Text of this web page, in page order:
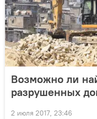
Возможно ли
разрушенных
2 июля 2017, 23:46